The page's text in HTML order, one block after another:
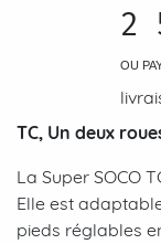
2
OU
TC, Un deux
La Super SOCO
Elle est
pieds réglables